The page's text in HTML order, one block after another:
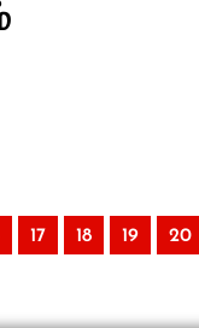
17 18 19 20